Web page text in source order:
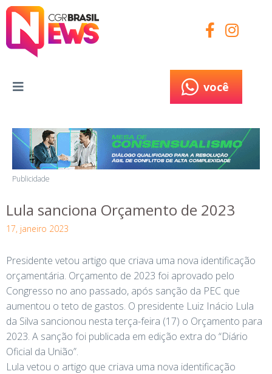
você
Publicidade
Lula sanciona Orçamento de 2023
17, janeiro 2023
Presidente vetou artigo que criava uma nova identificação
orçamentária. Orçamento de 2023 foi aprovado pelo
Congresso no ano passado, após sanção da PEC que
aumentou o teto de gastos. O presidente Luiz Inácio Lula
da Silva sancionou nesta terça-feira (17) o Orçamento para
2023. A sanção foi publicada em edição extra do “Diário
Oficial da União”.
Lula vetou o artigo que criava uma nova identificação